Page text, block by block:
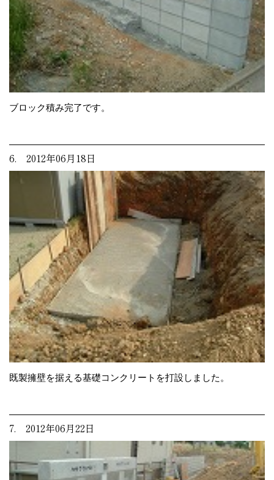
ブロック積み完了です。
6. 2012年06月18日
既製擁壁を据える基礎コンクリートを打設しました。
7. 2012年06月22日